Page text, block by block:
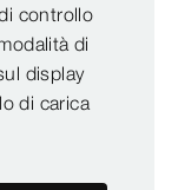
controllo
di
display
di carica